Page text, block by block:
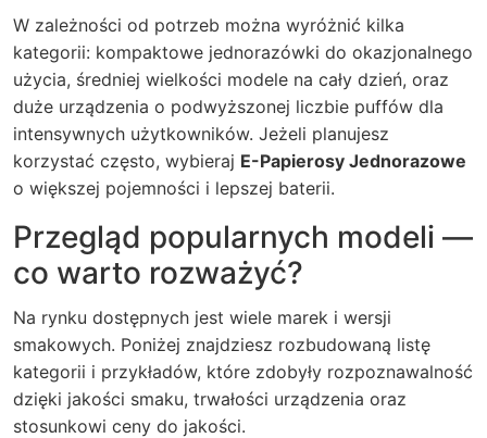
W zależności od potrzeb można wyróżnić kilka
kategorii: kompaktowe jednorazówki do okazjonalnego
użycia, średniej wielkości modele na cały dzień, oraz
duże urządzenia o podwyższonej liczbie puffów dla
intensywnych użytkowników. Jeżeli planujesz
korzystać często, wybieraj E-Papierosy Jednorazowe
o większej pojemności i lepszej baterii.
Przegląd popularnych modeli —
co warto rozważyć?
Na rynku dostępnych jest wiele marek i wersji
smakowych. Poniżej znajdziesz rozbudowaną listę
kategorii i przykładów, które zdobyły rozpoznawalność
dzięki jakości smaku, trwałości urządzenia oraz
stosunkowi ceny do jakości.